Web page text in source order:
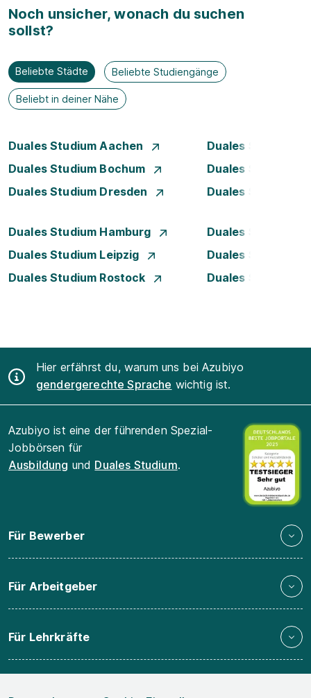
Noch unsicher, wonach du suchen
sollst?
Beliebte Städte Beliebte Studiengänge
Beliebt in deiner Nähe
Duales Studium Aachen
Duales Studium
Duales Studium Bochum
Duales Studium
Duales Studium Dresden
Duales Studium
Duales Studium Hamburg
Duales Studium
Duales Studium Leipzig
Duales Studium
Duales Studium Rostock
Duales Studium
Hier erfährst du, warum uns bei Azubiyo
gendergerechte Sprache wichtig ist.
Azubiyo ist eine der führenden Spezial-
Jobbörsen für
Ausbildung und Duales Studium.
Für Bewerber
Für Arbeitgeber
Für Lehrkräfte